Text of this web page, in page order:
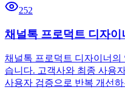
252
채널톡 프로덕트 디자
채널톡 프로덕트 디자이너
습니다. 고객사와 최종 사용
사용자 검증으로 반복 개선